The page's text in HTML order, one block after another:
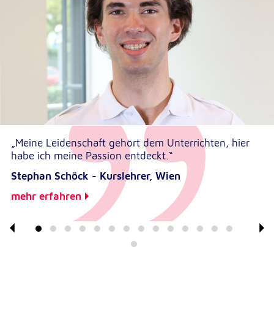
„Meine Leidenschaft gehört dem Unterrichten, hier
habe ich meine Passion entdeckt.“
Stephan Schöck - Kurslehrer, Wien
mehr erfahren